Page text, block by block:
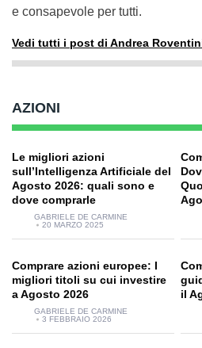
e consapevole per tutti.
Vedi tutti i post di Andrea
AZIONI
Le migliori azioni
sull’Intelligenza Artificiale del
Agosto 2026: quali sono e
dove comprarle
GABRIELE DE CARMINE
20 MARZO 2025
Comprare azioni europee: I
migliori titoli su cui investire
a Agosto 2026
GABRIELE DE CARMINE
3 FEBBRAIO 2026
il